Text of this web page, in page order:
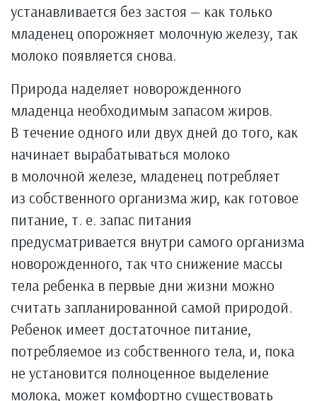
устанавливается без застоя — как только
младенец опорожняет молочную железу, так
молоко появляется снова.
Природа наделяет новорожденного
младенца необходимым запасом жиров.
В течение одного или двух дней до того, как
начинает вырабатываться молоко
в молочной железе, младенец потребляет
из собственного организма жир, как готовое
питание, т. е. запас питания
предусматривается внутри самого организма
новорожденного, так что снижение массы
тела ребенка в первые дни жизни можно
считать запланированной самой природой.
Ребенок имеет достаточное питание,
потребляемое из собственного тела, и, пока
не установится полноценное выделение
молока, может комфортно существовать